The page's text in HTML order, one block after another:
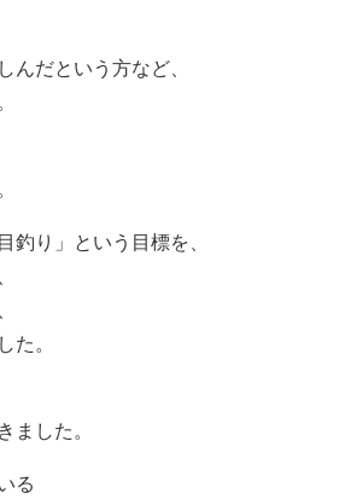
んだという方など、
り」という目標を、
。
した。
る